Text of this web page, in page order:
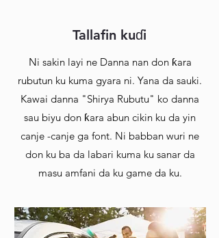
Tallafin kuɗi
Ni sakin layi ne Danna nan don ƙara
rubutun ku kuma gyara ni. Yana da sauki.
Kawai danna "Shirya Rubutu" ko danna
sau biyu don ƙara abun cikin ku da yin
canje -canje ga font. Ni babban wuri ne
don ku ba da labari kuma ku sanar da
masu amfani da ku game da ku.